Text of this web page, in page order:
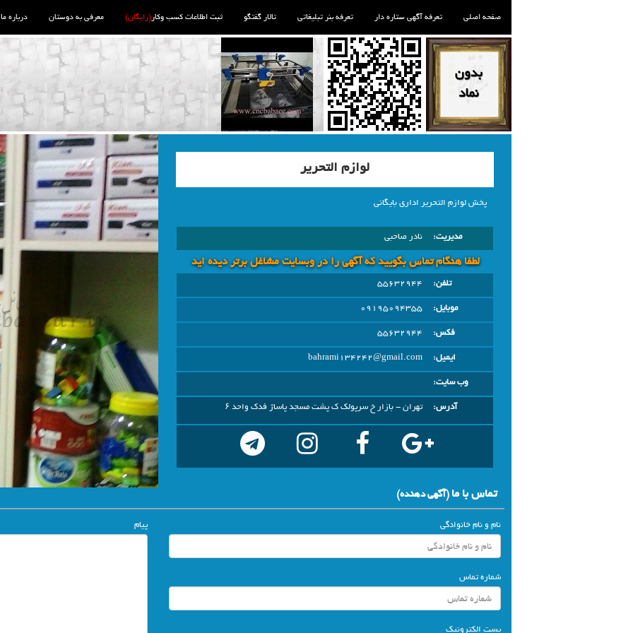
صفحه اصلی تعرفه آگهی ستاره دار تعرفه بنر تبلیغاتی تالار گفتگو ثبت اطلاعات کسب وکار(رایگان) معرفی به دوستان درباره ما
لوازم التحریر
پخش لوازم التحریر اداری بایگانی
مدیریت: نادر صاحبی
لطفا هنگام تماس بگویید که آگهی را در وبسايت مشاغل برتر دیده اید
تلفن:
55632944
موبایل:
09195094355
فکس:
55632944
ایمیل:
bahrami134242@gmail.com
وب سایت:
آدرس:
تهران - بازار خ سرپولک ک پشت مسجد پاساژ فدک واحد ۶
تماس با ما(آگهي دهنده)
نام و نام خانوادگی
شماره تماس
پست الکترونیک
پیام